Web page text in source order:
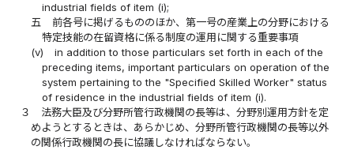
industrial fields of item (i);
五
前各号に掲げるもののほか、第一号の産業上の分野における
特定技能の在留資格に係る制度の運用に関する重要事項
(v)
in addition to those particulars set forth in each of the
preceding items, important particulars on operation of the
system pertaining to the "Specified Skilled Worker" status
of residence in the industrial fields of item (i).
３
法務大臣及び分野所管行政機関の長等は、分野別運用方針を定
めようとするときは、あらかじめ、分野所管行政機関の長等以外
の関係行政機関の長に協議しなければならない。